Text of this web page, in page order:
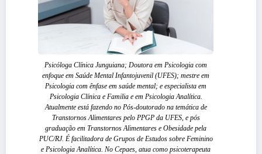
Psicóloga Clínica Junguiana; Doutora em Psicologia com
enfoque em Saúde Mental Infantojuvenil (UFES); mestre em
Psicologia com ênfase em saúde mental; e especialista em
Psicologia Clínica e Familia e em Psicologia Analítica.
Atualmente está fazendo no Pós-doutorado na temática de
Transtornos Alimentares pelo PPGP da UFES, e pós
graduação em Transtornos Alimentares e Obesidade pela
PUC/RJ. É facilitadora de Grupos de Estudos sobre Feminino
e Psicologia Analítica. No Cepaes, atua como psicoterapeuta